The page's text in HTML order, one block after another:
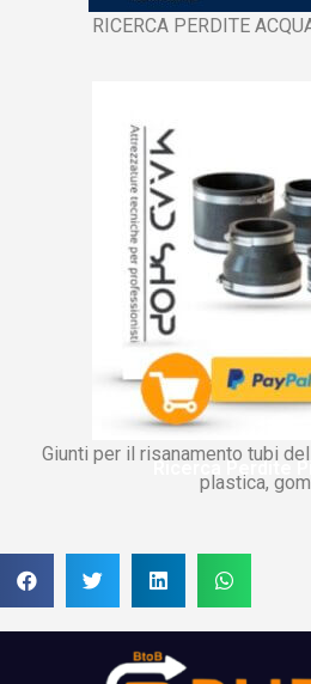
RICERCA PERDITE
Giunti per il risanamento tubi
plastica,
Ricerca Perdite